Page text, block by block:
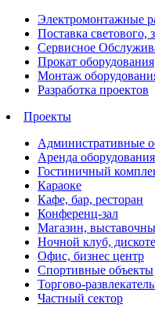
Электромонтажные
Поставка светового,
Сервисное
Прокат оборудования
Монтаж
Разработка проектов
Проекты
Административные
Аренда оборудования
Гостиничный
Караоке
Кафе, бар, ресторан
Конференц-зал
Магазин,
Ночной клуб,
Офис, бизнес центр
Спортивные объекты
Торгово-
Частный сектор